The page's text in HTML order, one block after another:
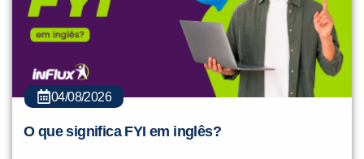
04/08/2026
O que significa FYI em inglês?